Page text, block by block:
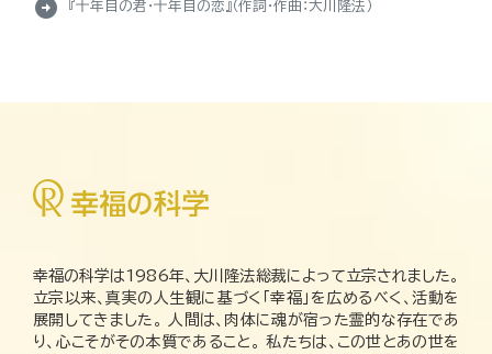
arrow_circle_right 『十年目の君・十年目の恋』（作詞・作曲：大川隆法）
幸福の科学は1986年、大川隆法総裁によって立宗されました。
立宗以来、真実の人生観に基づく「幸福」を広めるべく、活動を
展開してきました。 人間は、肉体に魂が宿った霊的な存在であ
り、心こそがその本質であること。 私たちは、この世とあの世を